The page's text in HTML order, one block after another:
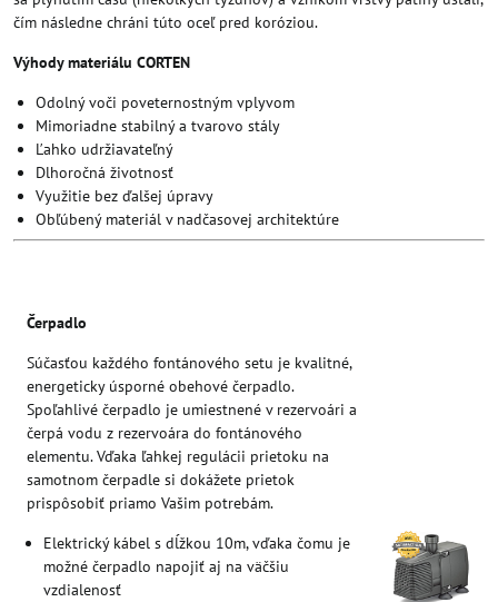
čím následne chráni túto oceľ pred koróziou.
Výhody materiálu CORTEN
Odolný voči poveternostným vplyvom
Mimoriadne stabilný a tvarovo stály
Ľahko udržiavateľný
Dlhoročná životnosť
Využitie bez ďalšej úpravy
Obľúbený materiál v nadčasovej architektúre
Čerpadlo
Súčasťou každého fontánového setu je kvalitné,
energeticky úsporné obehové čerpadlo.
Spoľahlivé čerpadlo je umiestnené v rezervoári a
čerpá vodu z rezervoára do fontánového
elementu. Vďaka ľahkej regulácii prietoku na
samotnom čerpadle si dokážete prietok
prispôsobiť priamo Vašim potrebám.
Elektrický kábel s dĺžkou 10m, vďaka čomu je
možné čerpadlo napojiť aj na väčšiu
vzdialenosť